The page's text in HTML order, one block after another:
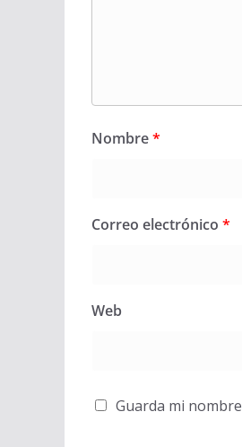
Nombre*
Correo electrónico *
Web
Guarda mi